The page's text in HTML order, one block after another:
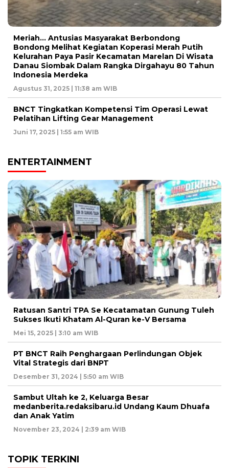
Meriah… Antusias Masyarakat Berbondong
Bondong Melihat Kegiatan Koperasi Merah Putih
Kelurahan Paya Pasir Kecamatan Marelan Di Wisata
Danau Siombak Dalam Rangka Dirgahayu 80 Tahun
Indonesia Merdeka
Agustus 31, 2025 | 11:38 am WIB
BNCT Tingkatkan Kompetensi Tim Operasi Lewat
Pelatihan Lifting Gear Management
Juni 17, 2025 | 1:55 am WIB
ENTERTAINMENT
Ratusan Santri TPA Se Kecatamatan Gunung Tuleh
Sukses Ikuti Khatam Al-Quran ke-V Bersama
Mei 15, 2025 | 3:10 am WIB
PT BNCT Raih Penghargaan Perlindungan Objek
Vital Strategis dari BNPT
Desember 31, 2024 | 5:50 am WIB
Sambut Ultah ke 2, Keluarga Besar
medanberita.redaksibaru.id Undang Kaum Dhuafa
dan Anak Yatim
November 23, 2024 | 2:39 am WIB
TOPIK TERKINI